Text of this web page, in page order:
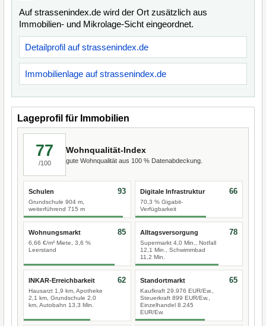
Auf strassenindex.de wird der Ort zusätzlich aus
Immobilien- und Mikrolage-Sicht eingeordnet.
Detailprofil auf strassenindex.de
Immobilienlage auf strassenindex.de
Lageprofil für Immobilien
77
/100
Wohnqualität-Index
gute Wohnqualität aus 100 % Datenabdeckung.
Schulen
Grundschule 904 m,
weiterführend 715 m
93 Digitale Infrastruktur
70,3 % Gigabit-
Verfügbarkeit
66
Wohnungsmarkt
6,66 €/m² Miete, 3,6 %
Leerstand
85 Alltagsversorgung
Supermarkt 4,0 Min., Notfall
12,1 Min., Schwimmbad
11,2 Min.
78
INKAR-Erreichbarkeit
Hausarzt 1,9 km, Apotheke
2,1 km, Grundschule 2,0
km, Autobahn 13,3 Min.
62 Standortmarkt
Kaufkraft 29.976 EUR/Ew.,
Steuerkraft 899 EUR/Ew.,
Einzelhandel 8.245
EUR/Ew.
65